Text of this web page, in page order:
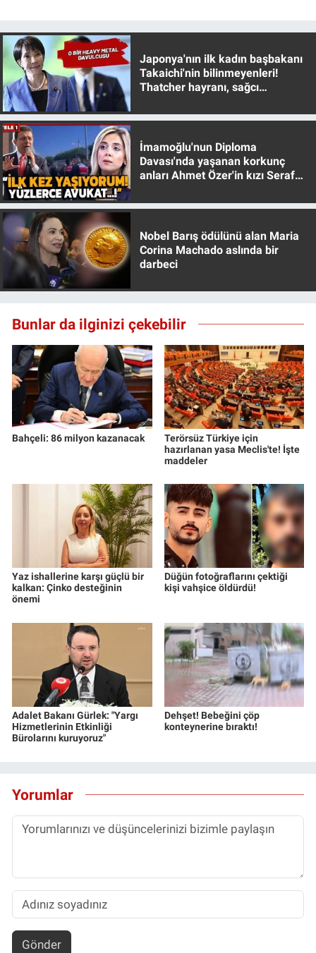
Japonya'nın ilk kadın başbakanı
Takaichi'nin bilinmeyenleri!
Thatcher hayranı, sağcı
İmamoğlu'nun Diploma
Davası'nda yaşanan korkunç
anları Ahmet Özer'in kızı Seraf
Nobel Barış ödülünü alan Maria
Corina Machado aslında bir
darbeci
Bunlar da ilginizi çekebilir
Bahçeli: 86 milyon kazanacak
Terörsüz Türkiye için
hazırlanan yasa Meclis'te! İşte
maddeler
Yaz ishallerine karşı güçlü bir
kalkan: Çinko desteğinin
önemi
Düğün fotoğraflarını çektiği
kişi vahşice öldürdü!
Adalet Bakanı Gürlek: "Yargı
Hizmetlerinin Etkinliği
Bürolarını kuruyoruz"
Dehşet! Bebeğini çöp
konteynerine bıraktı!
Yorumlar
Gönder